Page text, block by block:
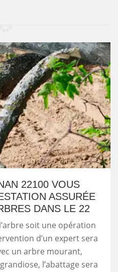
22100 VOUS
ASSURÉE
DANS LE 22
soit une opération
d’un expert sera
un arbre mourant,
l’abattage sera